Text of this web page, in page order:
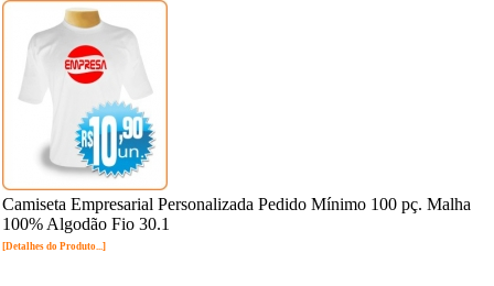
Camiseta Empresarial Personalizada Pedido Mínimo 100 pç. Malha
100% Algodão Fio 30.1
[Detalhes do Produto...]